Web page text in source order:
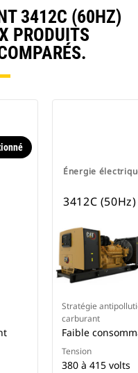
3412C (60HZ)
PRODUITS
Énergie
3412C (50Hz)
Stratégie
carburant
Faible
Tension
380 à 415 volts